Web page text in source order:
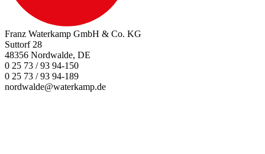
Franz Waterkamp GmbH & Co. KG
Suttorf 28
48356 Nordwalde, DE
0 25 73 / 93 94-150
0 25 73 / 93 94-189
nordwalde@waterkamp.de